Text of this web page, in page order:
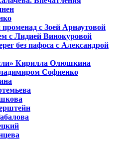
с Зоей Арнаутовой
с Лидией Винокуровой
без пафоса с Александрой
Кирилла Олюшкина
Софиенко